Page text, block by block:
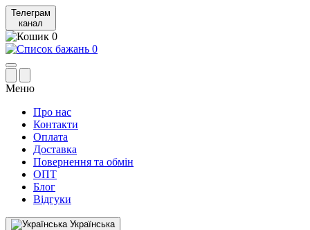
Телеграм
канал
0
0
Меню
Про нас
Контакти
Оплата
Доставка
Повернення та обмін
ОПТ
Блог
Відгуки
Українська